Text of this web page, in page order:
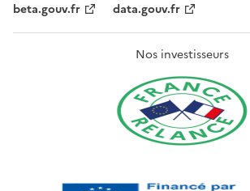
beta.gouv.fr
data.gouv.fr
Nos investisseurs